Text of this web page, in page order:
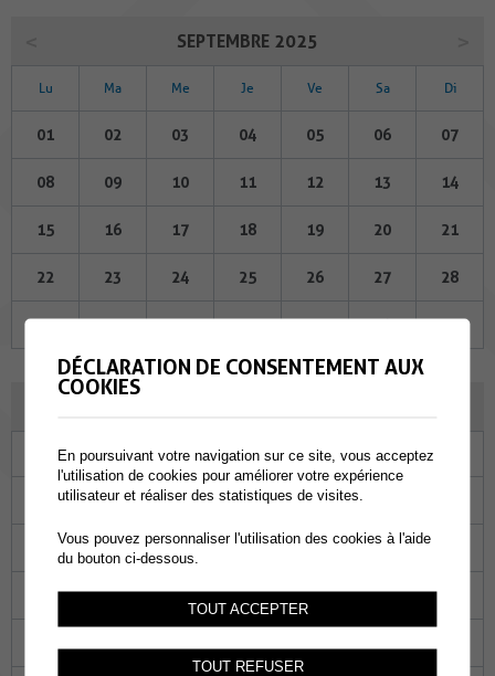
SEPTEMBRE 2025
Lu Ma Me Je Ve Sa Di
01 02 03 04 05 06 07
08 09 10 11 12 13 14
15 16 17 18 19 20 21
22 23 24 25 26 27 28
29 30 01 02 03 04 05
Ma Me Je Ve Sa
30 01 02 03
07 08 09 10 11
14 15 16 17 18
DÉCLARATION DE CONSENTEMENT AUX
COOKIES
En poursuivant votre navigation sur ce site, vous acceptez
l'utilisation de cookies pour améliorer votre expérience
utilisateur et réaliser des statistiques de visites.
Vous pouvez personnaliser l'utilisation des cookies à l'aide
du bouton ci-dessous.
TOUT ACCEPTER
TOUT REFUSER